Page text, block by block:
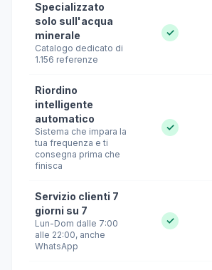
Specializzato
solo sull'acqua
minerale
Catalogo dedicato di
1.156 referenze
✓
Riordino
intelligente
automatico
Sistema che impara la
tua frequenza e ti
consegna prima che
finisca
✓
Servizio clienti 7
giorni su 7
Lun-Dom dalle 7:00
alle 22:00, anche
WhatsApp
✓